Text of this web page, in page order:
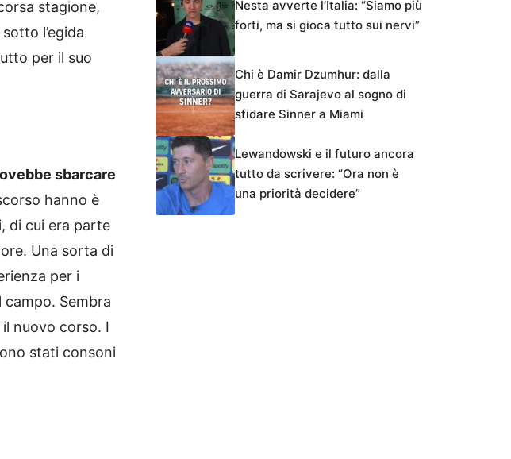
stagione,
l’egida
per il suo
sbarcare
hanno è
di cui era parte
Una sorta di
per i
Sembra
nuovo corso. I
stati consoni
Nesta avverte l’Italia: “Siamo più
forti, ma si gioca tutto sui nervi”
Chi è Damir Dzumhur: dalla
guerra di Sarajevo al sogno di
sfidare Sinner a Miami
Lewandowski e il futuro ancora
tutto da scrivere: “Ora non è
una priorità decidere”